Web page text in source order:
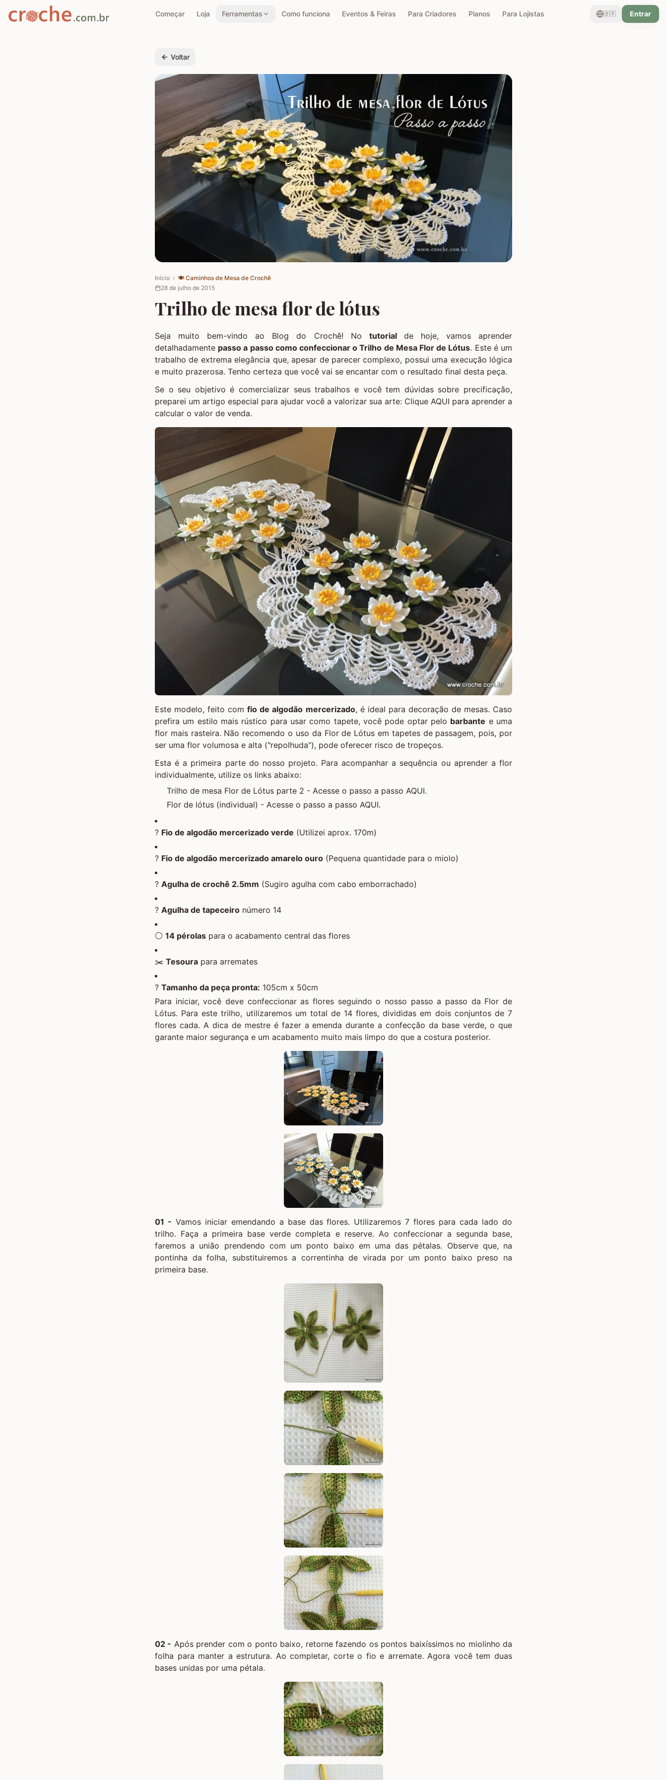
Começar Loja Ferramentas Como funciona Eventos & Feiras Para Criadores Planos Para Lojistas 🇧🇷 Entrar
Voltar
Início › 🍽️ Caminhos de Mesa de Crochê
28 de julho de 2015
Trilho de mesa flor de lótus
Seja muito bem-vindo ao Blog do Crochê! No tutorial de hoje, vamos aprender
detalhadamente passo a passo como confeccionar o Trilho de Mesa Flor de Lótus. Este é um
trabalho de extrema elegância que, apesar de parecer complexo, possui uma execução lógica
e muito prazerosa. Tenho certeza que você vai se encantar com o resultado final desta peça.
Se o seu objetivo é comercializar seus trabalhos e você tem dúvidas sobre precificação,
preparei um artigo especial para ajudar você a valorizar sua arte: Clique AQUI para aprender a
calcular o valor de venda.
Este modelo, feito comfio de algodão mercerizado, é ideal para decoração de mesas. Caso
prefira um estilo mais rústico para usar como tapete, você pode optar pelo barbante e uma
flor mais rasteira. Não recomendo o uso da Flor de Lótus em tapetes de passagem, pois, por
ser uma flor volumosa e alta ("repolhuda"), pode oferecer risco de tropeços.
Esta é a primeira parte do nosso projeto. Para acompanhar a sequência ou aprender a flor
individualmente, utilize os links abaixo:
Trilho de mesa Flor de Lótus parte 2 - Acesse o passo a passo AQUI.
Flor de lótus (individual) - Acesse o passo a passo AQUI.
? Fio de algodão mercerizado verde (Utilizei aprox. 170m)
? Fio de algodão mercerizado amarelo ouro (Pequena quantidade para o miolo)
? Agulha de crochê 2.5mm (Sugiro agulha com cabo emborrachado)
? Agulha de tapeceiro número 14
⚪ 14 pérolas para o acabamento central das flores
✂️ Tesoura para arremates
? Tamanho da peça pronta: 105cm x 50cm
Para iniciar, você deve confeccionar as flores seguindo o nosso passo a passo da Flor de
Lótus. Para este trilho, utilizaremos um total de 14 flores, divididas em dois conjuntos de 7
flores cada. A dica de mestre é fazer a emenda durante a confecção da base verde, o que
garante maior segurança e um acabamento muito mais limpo do que a costura posterior.
01 - Vamos iniciar emendando a base das flores. Utilizaremos 7 flores para cada lado do
trilho. Faça a primeira base verde completa e reserve. Ao confeccionar a segunda base,
faremos a união prendendo com um ponto baixo em uma das pétalas. Observe que, na
pontinha da folha, substituiremos a correntinha de virada por um ponto baixo preso na
primeira base.
02 - Após prender com o ponto baixo, retorne fazendo os pontos baixíssimos no miolinho da
folha para manter a estrutura. Ao completar, corte o fio e arremate. Agora você tem duas
bases unidas por uma pétala.